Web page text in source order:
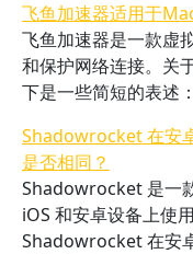
飞鱼加速器适用于
飞鱼加速器是一款虚
和保护网络连接。关
下是一些简短的表述：
Shadowrocket 在安
是否相同？
Shadowrocket 是一
iOS 和安卓设备上使
Shadowrocket 在安